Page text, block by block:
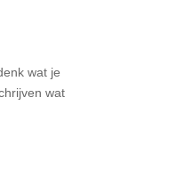
wat je
wat